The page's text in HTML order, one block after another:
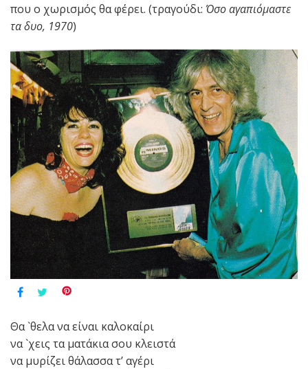
που ο χωρισμός θα φέρει. (τραγούδι: Όσο αγαπιόμαστε
τα δυο, 1970)
Θα `θελα να είναι καλοκαίρι
να `χεις τα ματάκια σου κλειστά
να μυρίζει θάλασσα τ’ αγέρι